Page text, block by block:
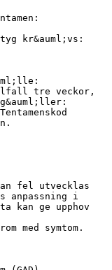
kr&auml;vs:
tre veckor,
fel utvecklas
anpassning i
kan ge upphov
med symtom.